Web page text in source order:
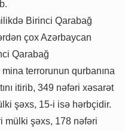
Birinci Qarabağ
çox Azərbaycan
Qarabağ
terrorunun qurbanına
itirib, 349 nəfəri xəsarət
şəxs, 15-i isə hərbçidir.
mülki şəxs, 178 nəfəri